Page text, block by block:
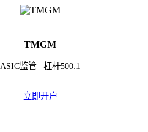
TMGM
ASIC监管 | 杠杆500:1
立即开户